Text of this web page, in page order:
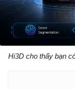
Hi3D cho thấy bạn